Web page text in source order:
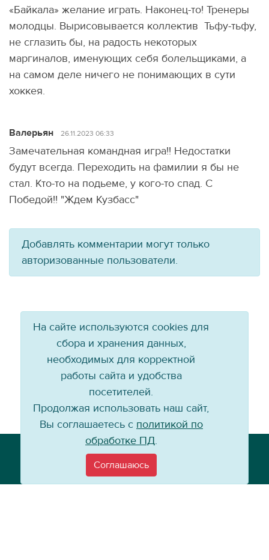
«Байкала» желание играть. Наконец-то! Тренеры
молодцы. Вырисовывается коллектив Тьфу-тьфу,
не сглазить бы, на радость некоторых
маргиналов, именующих себя болельщиками, а
на самом деле ничего не понимающих в сути
хоккея.
Валерьян 26.11.2023 06:33
Замечательная командная игра!! Недостатки
будут всегда. Переходить на фамилии я бы не
стал. Кто-то на подьеме, у кого-то спад. С
Победой!! "Ждем Кузбасс"
Добавлять комментарии могут только
авторизованные пользователи.
Email:info@baikal-energy.ru
На сайте используются cookies для
сбора и хранения данных,
необходимых для корректной
работы сайта и удобства
посетителей.
Продолжая использовать наш сайт,
Вы соглашаетесь с политикой по
обработке ПД.
Соглашаюсь